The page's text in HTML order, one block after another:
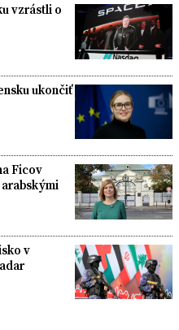
vzrástli o
ukončiť
Ficov
v